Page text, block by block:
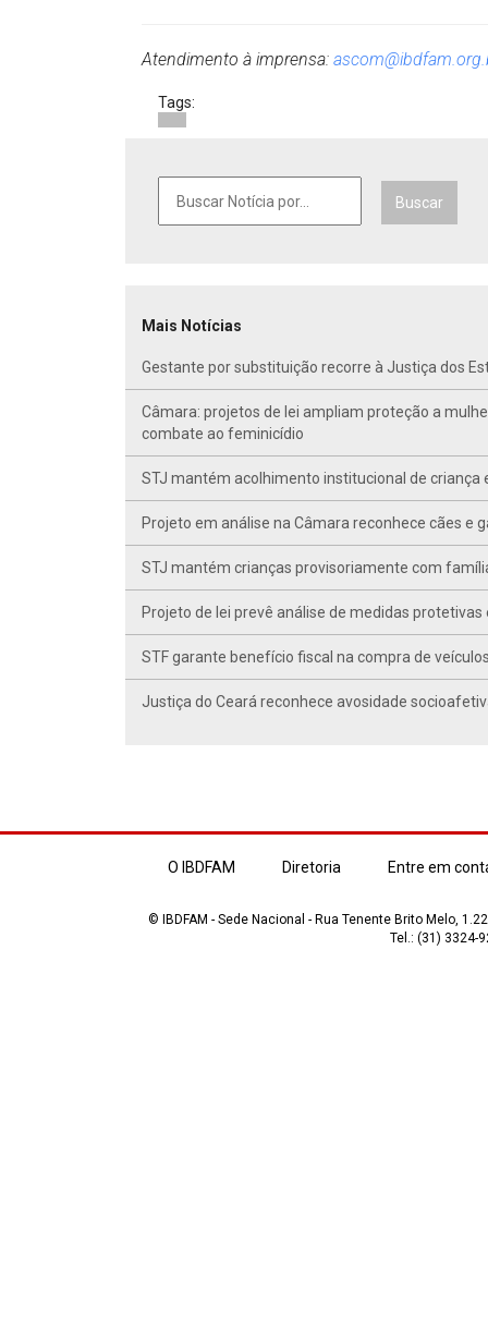
Atendimento à imprensa:
Tags:
Buscar
Mais Notícias
Gestante por substituição recorre à Justiça dos
Câmara: projetos de lei ampliam proteção a
combate ao feminicídio
STJ mantém acolhimento institucional de criança
Projeto em análise na Câmara reconhece cães e
STJ mantém crianças provisoriamente com
Projeto de lei prevê análise de medidas
STF garante benefício fiscal na compra de
Justiça do Ceará reconhece avosidade
O IBDFAM Diretoria Entre em
© IBDFAM - Sede Nacional - Rua Tenente Brito Melo,
Tel.: (31) 3324-